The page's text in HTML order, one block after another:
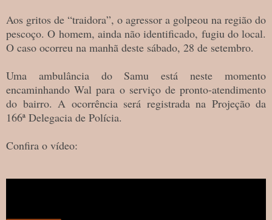
Aos gritos de “traidora”, o agressor a golpeou na região do
pescoço. O homem, ainda não identificado, fugiu do local.
O caso ocorreu na manhã deste sábado, 28 de setembro.
Uma ambulância do Samu está neste momento
encaminhando Wal para o serviço de pronto-atendimento
do bairro. A ocorrência será registrada na Projeção da
166ª Delegacia de Polícia.
Confira o vídeo: